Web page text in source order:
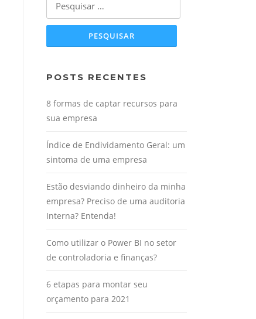
POSTS RECENTES
8 formas de captar recursos para
sua empresa
Índice de Endividamento Geral: um
sintoma de uma empresa
Estão desviando dinheiro da minha
empresa? Preciso de uma auditoria
Interna? Entenda!
Como utilizar o Power BI no setor
de controladoria e finanças?
6 etapas para montar seu
orçamento para 2021